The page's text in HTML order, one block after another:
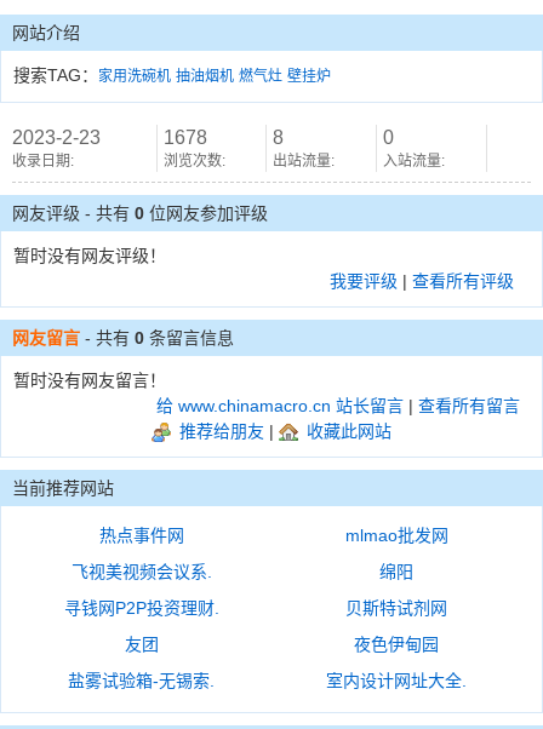
网站介绍
搜索TAG： 家用洗碗机 抽油烟机 燃气灶 壁挂炉
2023-2-23
收录日期:
1678
浏览次数:
8
出站流量:
0
入站流量:
网友评级 - 共有 0 位网友参加评级
暂时没有网友评级！
我要评级 | 查看所有评级
网友留言 - 共有 0 条留言信息
暂时没有网友留言！
给 www.chinamacro.cn 站长留言 | 查看所有留言
推荐给朋友 | 收藏此网站
当前推荐网站
热点事件网
mlmao批发网
飞视美视频会议系.
绵阳
寻钱网P2P投资理财.
贝斯特试剂网
友团
夜色伊甸园
盐雾试验箱-无锡索.
室内设计网址大全.